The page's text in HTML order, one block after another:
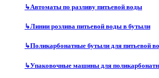
↳Автоматы по разливу питьевой воды
↳Линии розлива питьевой воды в бутыли
↳Поликарбонатные бутыли для питьевой
↳Упаковочные машины для